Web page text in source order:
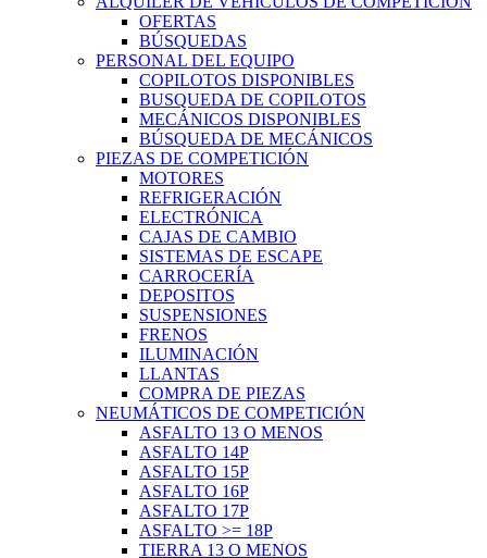
OFERTAS
BÚSQUEDAS
PERSONAL DEL EQUIPO
COPILOTOS DISPONIBLES
BUSQUEDA DE COPILOTOS
MECÁNICOS DISPONIBLES
BÚSQUEDA DE MECÁNICOS
PIEZAS DE COMPETICIÓN
MOTORES
REFRIGERACIÓN
ELECTRÓNICA
CAJAS DE CAMBIO
SISTEMAS DE ESCAPE
CARROCERÍA
DEPOSITOS
SUSPENSIONES
FRENOS
ILUMINACIÓN
LLANTAS
COMPRA DE PIEZAS
NEUMÁTICOS DE COMPETICIÓN
ASFALTO 13 O MENOS
ASFALTO 14P
ASFALTO 15P
ASFALTO 16P
ASFALTO 17P
ASFALTO >= 18P
TIERRA 13 O MENOS